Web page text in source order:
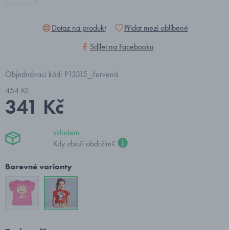
Dotaz na produkt
Přidat mezi oblíbené
Sdílet na Facebooku
Objednávací kód: P13315_červená
454 Kč
341 Kč
skladem
Kdy zboží obdržím?
Barevné varianty